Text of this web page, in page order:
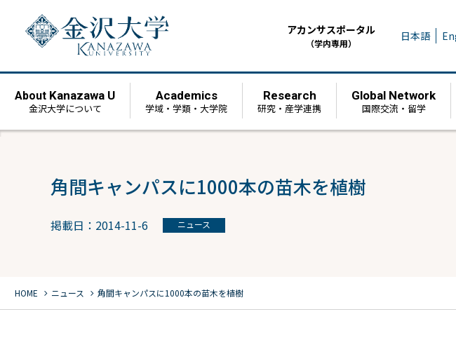
アカンサスポータル
（学内専用） 日本語
About Kanazawa U
金沢大学について
Academics
学域・学類・大学院
Research
研究・産学連携
Global Network
国際交流・留学
角間キャンパスに1000本の苗木を植樹
掲載日：2014-11-6 ニュース
HOME chevron_right ニュース chevron_right 角間キャンパスに1000本の苗木を植樹